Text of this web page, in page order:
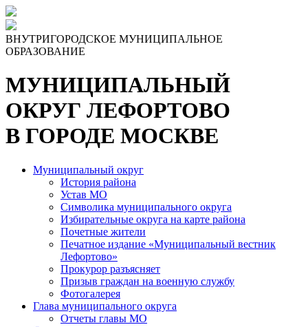
Skip
to
the
content
ВНУТРИГОРОДСКОЕ МУНИЦИПАЛЬНОЕ
ОБРАЗОВАНИЕ
МУНИЦИПАЛЬНЫЙ
ОКРУГ ЛЕФОРТОВО
В ГОРОДЕ МОСКВЕ
Муниципальный округ
История района
Устав МО
Символика муниципального округа
Избирательные округа на карте района
Почетные жители
Печатное издание «Муниципальный вестник
Лефортово»
Прокурор разъясняет
Призыв граждан на военную службу
Фотогалерея
Глава муниципального округа
Отчеты главы МО